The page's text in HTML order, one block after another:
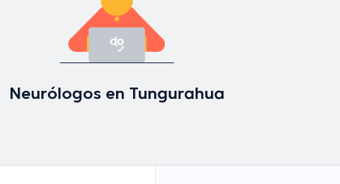
Neurólogos en Tungurahua